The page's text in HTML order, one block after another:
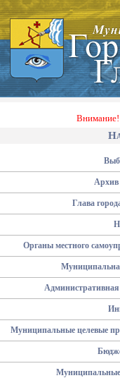
Внимание!
Архив
Глава
Органы местного
Муниципальные целевые